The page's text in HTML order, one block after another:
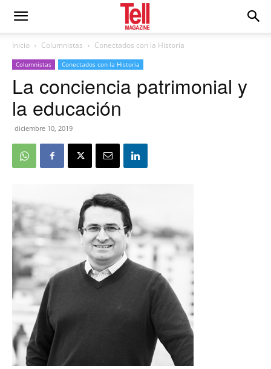
Inicio Columnistas Conectados con la Historia
Columnistas Conectados con la Historia
La conciencia patrimonial y
la educación
diciembre 10, 2019